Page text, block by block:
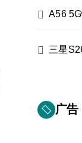
A56
三星
广告